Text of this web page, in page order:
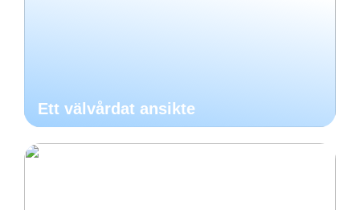
Ett välvårdat ansikte